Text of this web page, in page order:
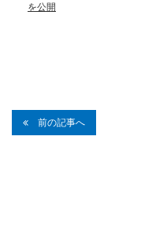
を公開
前の記事へ